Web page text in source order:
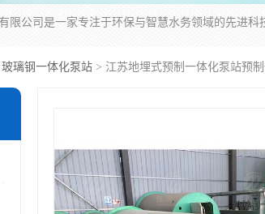
玻璃钢一体化泵站 > 江苏地埋式预制一体化泵站预